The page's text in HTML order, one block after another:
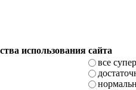
использования сайта
все супер